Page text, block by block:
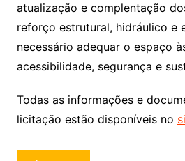
atualização e complentação
reforço estrutural, hidráulico e
necessário adequar o espaço
acessibilidade, segurança e
Todas as informações e
licitação estão disponíveis no